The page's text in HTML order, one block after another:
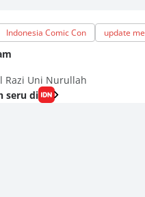
Indonesia Comic Con update me
Razi Uni Nurullah
seru di